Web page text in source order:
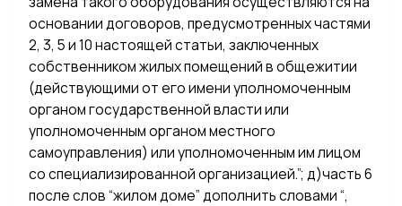
основании договоров, предусмотренных частями
2, 3, 5 и 10 настоящей статьи, заключенных
собственником жилых помещений в общежитии
(действующими от его имени уполномоченным
органом государственной власти или
уполномоченным органом местного
самоуправления) или уполномоченным им лицом
со специализированной организацией.”; д)часть 6
после слов “жилом доме” дополнить словами “,